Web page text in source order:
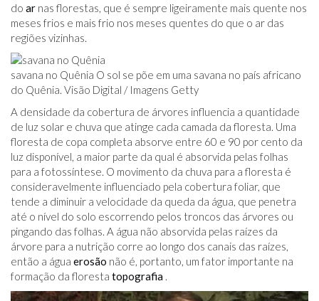
do ar nas florestas, que é sempre ligeiramente mais quente nos
meses frios e mais frio nos meses quentes do que o ar das
regiões vizinhas.
savana no Quênia O sol se põe em uma savana no país africano
do Quênia. Visão Digital / Imagens Getty
A densidade da cobertura de árvores influencia a quantidade
de luz solar e chuva que atinge cada camada da floresta. Uma
floresta de copa completa absorve entre 60 e 90 por cento da
luz disponível, a maior parte da qual é absorvida pelas folhas
para a fotossíntese. O movimento da chuva para a floresta é
consideravelmente influenciado pela cobertura foliar, que
tende a diminuir a velocidade da queda da água, que penetra
até o nível do solo escorrendo pelos troncos das árvores ou
pingando das folhas. A água não absorvida pelas raízes da
árvore para a nutrição corre ao longo dos canais das raízes,
então a água erosão não é, portanto, um fator importante na
formação da floresta topografia .